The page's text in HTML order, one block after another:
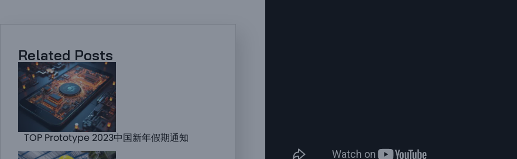
Related Posts
TOP Prototype 2023中国新年假期通知